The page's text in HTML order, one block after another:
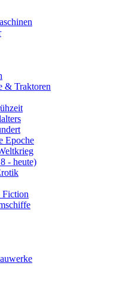
& Traktoren
Epoche
- heute)
Fiction